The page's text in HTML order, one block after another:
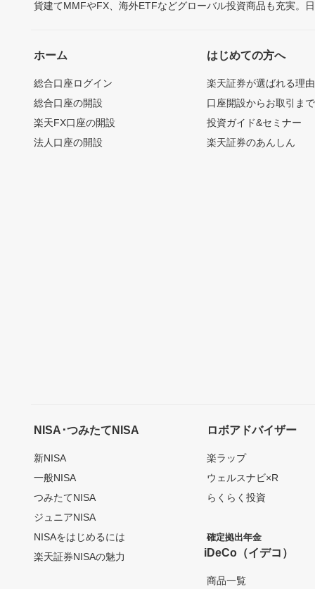
貨建てMMFやFX、海外ETFなどグローバル投資商品も充実。
ホーム
総合口座ログイン
総合口座の開設
楽天FX口座の開設
法人口座の開設
はじめての方へ
楽天証券が選ばれる理由
口座開設からお取引ま
投資ガイド&セミナー
楽天証券のあんしん
NISA･つみたてNISA
新NISA
一般NISA
つみたてNISA
ジュニアNISA
NISAをはじめるには
楽天証券NISAの魅力
ロボアドバイザー
楽ラップ
ウェルスナビ×R
らくらく投資
確定拠出年金
iDeCo（イデコ）
商品一覧